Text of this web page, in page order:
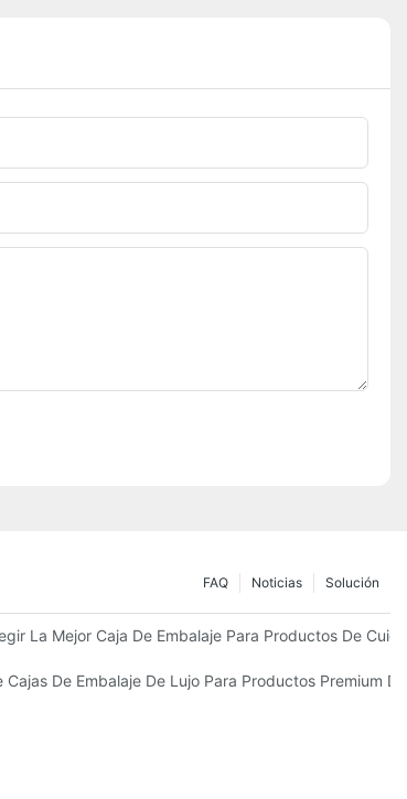
Solución
Noticias
FAQ
La Mejor Caja De Embalaje Para Productos De
Que Fomentan La Fidelidad A La Marca
Cajas De Embalaje De Lujo Para Productos Premium